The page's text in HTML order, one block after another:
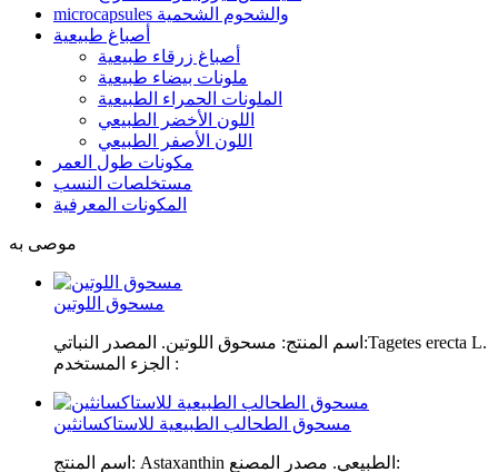
microcapsules والشحوم الشحمية
أصباغ طبيعية
أصباغ زرقاء طبيعية
ملونات بيضاء طبيعية
الملونات الحمراء الطبيعية
اللون الأخضر الطبيعي
اللون الأصفر الطبيعي
مكونات طول العمر
مستخلصات النسب
المكونات المعرفية
موصى به
مسحوق اللوتين
اسم المنتج: مسحوق اللوتين. المصدر النباتي:Tagetes erecta L.
الجزء المستخدم :
مسحوق الطحالب الطبيعية للاستاكسانثين
اسم المنتج: Astaxanthin الطبيعي. مصدر المصنع: